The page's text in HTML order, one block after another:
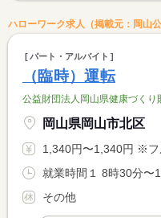
ハローワーク求人（掲載元：岡山公
パート・アルバイト
（臨時）運転
公益財団法人岡山県健康づくり
岡山県岡山市北区
1,340円〜1,340円 ※フルタイム求人の場合は
その他